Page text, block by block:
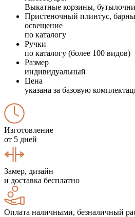
Выкатные корзины,
Пристеночный плинтус,
освещение
по каталогу
Ручки
по каталогу (более 100 видов)
Размер
индивидуальный
Цена
указана за базовую
Изготовление
от 5 дней
Замер, дизайн
и доставка бесплатно
Оплата наличными, безналичный